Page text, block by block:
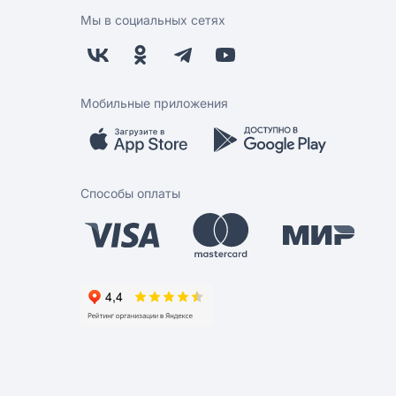
Мы в социальных сетях
Мобильные приложения
Способы оплаты